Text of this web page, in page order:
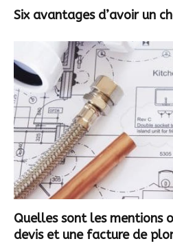
Six avantages d’avoir un
Quelles sont les mentions
devis et une facture de